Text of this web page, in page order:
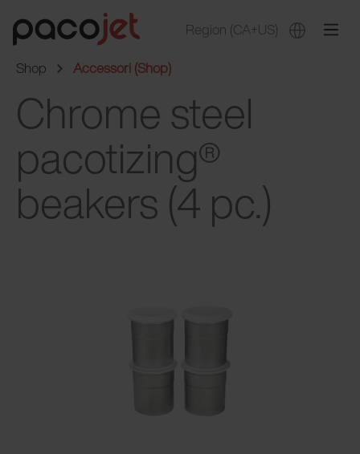
Region (CA+US)
Shop
Accessori (Shop)
Chrome steel
pacotizing®
beakers (4 pc.)